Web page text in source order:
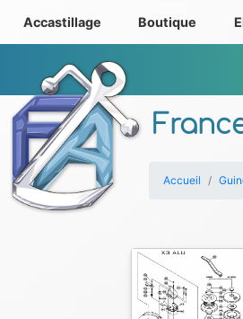
Accastillage Boutique
Accueil